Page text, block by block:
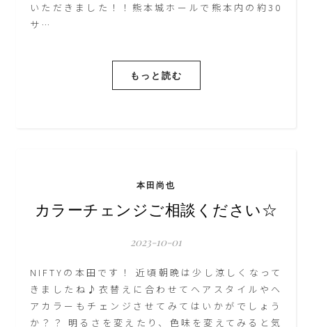
いただきました！！熊本城ホールで熊本内の約30
サ…
もっと読む
本田尚也
カラーチェンジご相談ください☆
2023-10-01
NIFTYの本田です！ 近頃朝晩は少し涼しくなって
きましたね♪衣替えに合わせてヘアスタイルやヘ
アカラーもチェンジさせてみてはいかがでしょう
か？？ 明るさを変えたり、色味を変えてみると気